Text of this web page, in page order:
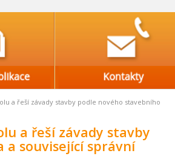
a řeší závady stavby podle nového stavebního
a řeší závady stavby
a související správní